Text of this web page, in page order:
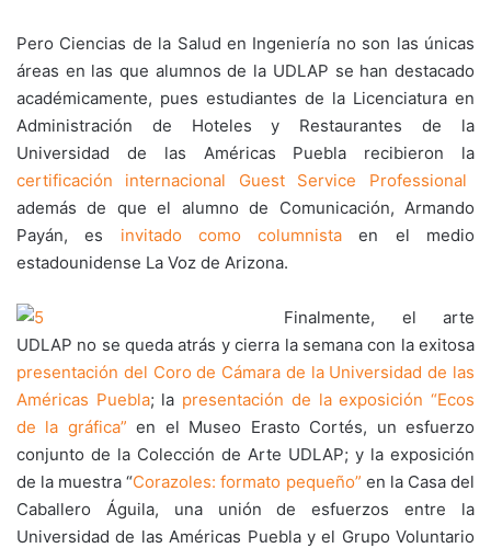
Pero Ciencias de la Salud en Ingeniería no son las únicas
áreas en las que alumnos de la UDLAP se han destacado
académicamente, pues estudiantes de la Licenciatura en
Administración de Hoteles y Restaurantes de la
Universidad de las Américas Puebla recibieron la
certificación internacional Guest Service Professional
además de que el alumno de Comunicación, Armando
Payán, es invitado como columnistaen el medio
estadounidense La Voz de Arizona.
Finalmente, el arte
UDLAP no se queda atrás y cierra la semana con la exitosa
presentación del Coro de Cámara de la Universidad de las
Américas Puebla; la presentación de la exposición “Ecos
de la gráfica” en el Museo Erasto Cortés, un esfuerzo
conjunto de la Colección de Arte UDLAP; y la exposición
de la muestra “Corazoles: formato pequeño” en la Casa del
Caballero Águila, una unión de esfuerzos entre la
Universidad de las Américas Puebla y el Grupo Voluntario